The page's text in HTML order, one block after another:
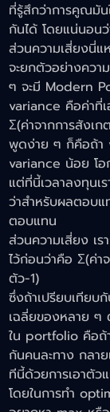
ที่รู้สึกว่าการคูณมัน
กันได้ โดยแน่นอน
ส่วนความเสี่ยงนี่แ
จะยกตัวอย่างคว
ๆ จะมี Modern
variance คือค่าที่
Σ(ค่าจากการสังเ
พูดง่าย ๆ ก็คือถ้า
variance น้อย โอ
แต่ที่นี้เวลาลงทุนเ
ว่าสำหรับผลตอบ
ตอบแทน
ส่วนความเสี่ยง เ
ไว้ก่อนว่าคือ Σ(ค่า
ตัว-1)
ซึ่งถ้าเปรียบเทียบ
เฉลี่ยของหลาย ๆ
ใน portfolio คือถ้
กันคนละทาง กลา
ทีนี้ด้วยการเอาตั
โดยในการทำ